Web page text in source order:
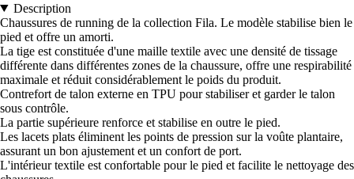
Description
Chaussures de running de la collection Fila. Le modèle stabilise bien le
pied et offre un amorti.
La tige est constituée d'une maille textile avec une densité de tissage
différente dans différentes zones de la chaussure, offre une respirabilité
maximale et réduit considérablement le poids du produit.
Contrefort de talon externe en TPU pour stabiliser et garder le talon
sous contrôle.
La partie supérieure renforce et stabilise en outre le pied.
Les lacets plats éliminent les points de pression sur la voûte plantaire,
assurant un bon ajustement et un confort de port.
L'intérieur textile est confortable pour le pied et facilite le nettoyage des